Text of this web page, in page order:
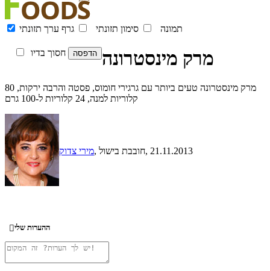
תמונה סימון תזונתי גרף ערך תזונתי
חסוך בדיו מרק מינסטרונה
מרק מינסטרונה טעים ביותר עם גרגירי חומוס, פסטה והרבה ירקות, 80
קלוריות למנה, 24 קלוריות ל-100 גרם
מירי צדוק , חובבת בישול, 21.11.2013
ההערות שלי